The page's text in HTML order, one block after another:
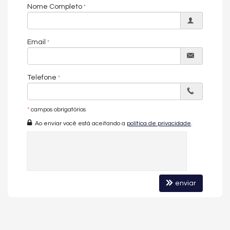
Nome Completo
Email
Telefone
* campos obrigatórios
Ao enviar você está aceitando a política de privacidade
enviar